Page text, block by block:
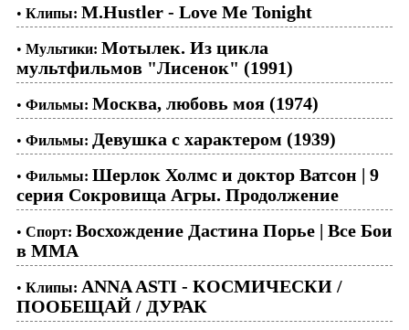
• Клипы: M.Hustler - Love Me Tonight
• Мультики: Мотылек. Из цикла
мультфильмов "Лисенок" (1991)
• Фильмы: Москва, любовь моя (1974)
• Фильмы: Девушка с характером (1939)
• Фильмы: Шерлок Холмс и доктор Ватсон | 9
серия Сокровища Агры. Продолжение
• Спорт: Восхождение Дастина Порье | Все Бои
в ММА
• Клипы: ANNA ASTI - КОСМИЧЕСКИ /
ПООБЕЩАЙ / ДУРАК